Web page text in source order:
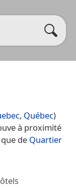
, Québec)
à proximité
de Quartier